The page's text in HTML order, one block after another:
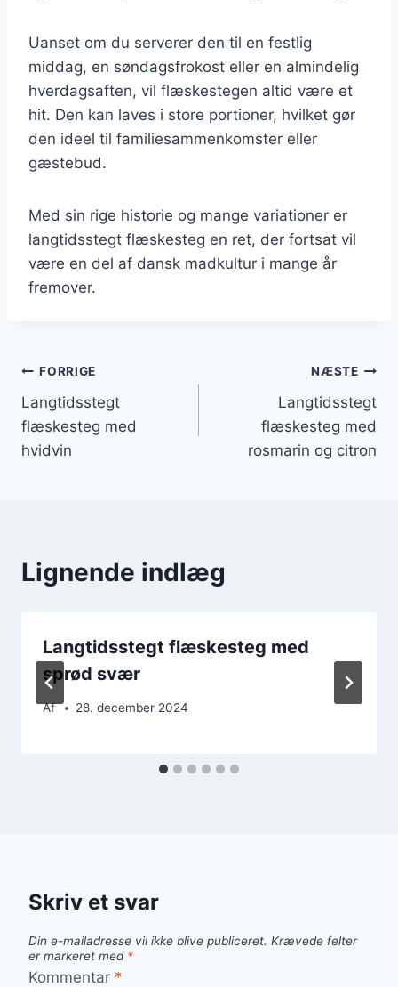
Uanset om du serverer den til en festlig
middag, en søndagsfrokost eller en almindelig
hverdagsaften, vil flæskestegen altid være et
hit. Den kan laves i store portioner, hvilket gør
den ideel til familiesammenkomster eller
gæstebud.
Med sin rige historie og mange variationer er
langtidsstegt flæskesteg en ret, der fortsat vil
være en del af dansk madkultur i mange år
fremover.
Indlægsnavigation
FORRIGE
Langtidsstegt
flæskesteg med
hvidvin
NÆSTE
Langtidsstegt
flæskesteg med
rosmarin og citron
Lignende indlæg
Langtidsstegt flæskesteg med
sprød svær
Af 28. december 2024
Skriv et svar
Din e-mailadresse vil ikke blive publiceret. Krævede felter
er markeret med *
Kommentar *